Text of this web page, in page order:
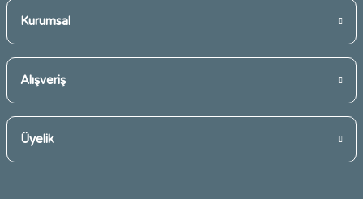
Kurumsal
Alışveriş
Üyelik